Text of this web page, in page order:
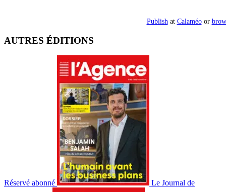
Publish at Calaméoor
AUTRES ÉDITIONS
Réservé abonné Le Journal de